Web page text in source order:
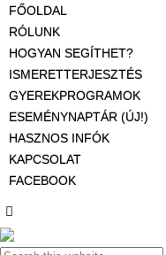
FŐOLDAL
RÓLUNK
HOGYAN SEGÍTHET?
ISMERETTERJESZTÉS
GYEREKPROGRAMOK
ESEMÉNYNAPTÁR (ÚJ!)
HASZNOS INFÓK
KAPCSOLAT
FACEBOOK